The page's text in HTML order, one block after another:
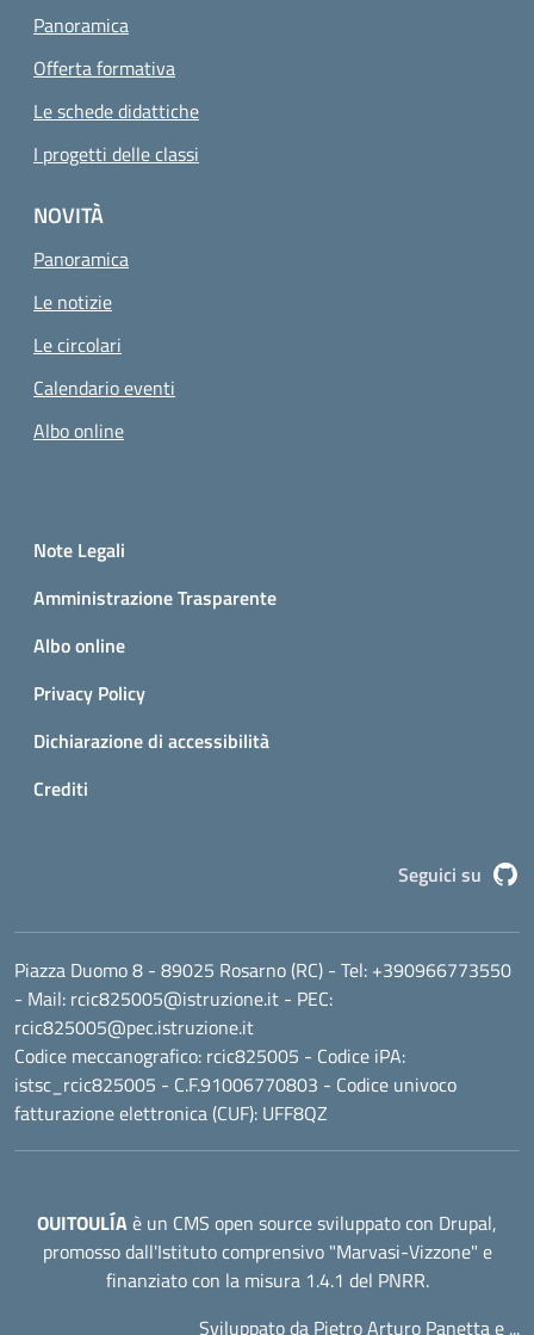
Panoramica
Offerta formativa
Le schede didattiche
I progetti delle classi
NOVITÀ
Panoramica
Le notiziePagina attuale
Le circolari
Calendario eventi
Albo online
Small prints
Note Legali
Amministrazione Trasparente
Albo online
Privacy Policy
Dichiarazione di accessibilità
Crediti
Seguici su
Piazza Duomo 8 - 89025 Rosarno (RC) - Tel: +390966773550
- Mail: rcic825005@istruzione.it - PEC:
rcic825005@pec.istruzione.it
Codice meccanografico: rcic825005 - Codice iPA:
istsc_rcic825005 - C.F.91006770803 - Codice univoco
fatturazione elettronica (CUF): UFF8QZ
OUITOULÍAè un CMS open source sviluppato con Drupal,
promosso dall'Istituto comprensivo "Marvasi-Vizzone" e
finanziato con la misura 1.4.1 del PNRR.
Sviluppato da Pietro Arturo Panetta e ...